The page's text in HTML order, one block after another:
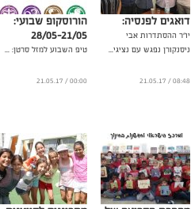
דואגים לפנסיה:
יו"ר ההסתדרות אבי
ניסנקורן נפגש עם נציגי...
08:48 / 21.05.17
הורוסקופ שבועי:
28/05-21/05
טיפ השבוע למזל סרטן: ...
00:00 / 21.05.17